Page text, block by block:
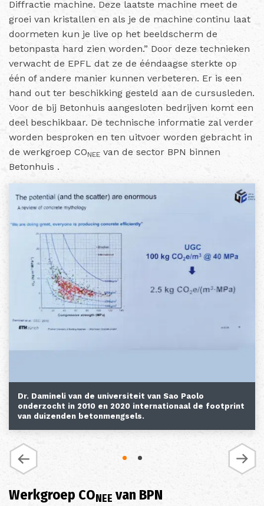
Diffractie machine. Deze laatste machine meet de
groei van kristallen en als je de machine continu laat
doormeten kun je live op het beeldscherm de
betonpasta hard zien worden.” Door deze technieken
verwacht de EPFL dat ze de ééndaagse sterkte op
één of andere manier kunnen verbeteren. Er is een
hand out ter beschikking gesteld aan de cursusleden.
Voor de bij Betonhuis aangesloten bedrijven komt een
deel beschikbaar. De technische informatie zal verder
worden besproken en ten uitvoer worden gebracht in
de werkgroep CONEE van de sector BPN binnen
Betonhuis .
Dr. Damineli van de universiteit van Sao Paolo
onderzocht in 2010 en 2020 internationaal de footprint
van duizenden betonmengsels.
Werkgroep CONEE van BPN